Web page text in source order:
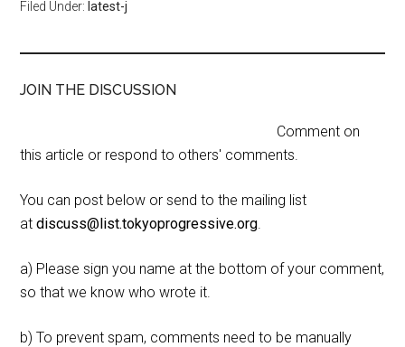
Filed Under: latest-j
JOIN THE DISCUSSION
Comment on
this article or respond to others' comments.
You can post below or send to the mailing list
atdiscuss@list.tokyoprogressive.org.
a) Please sign you name at the bottom of your comment,
so that we know who wrote it.
b) To prevent spam, comments need to be manually